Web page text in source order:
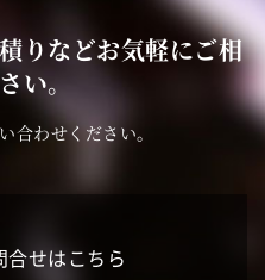
りなどお気軽にご相
い。
合わせください。
合せはこちら